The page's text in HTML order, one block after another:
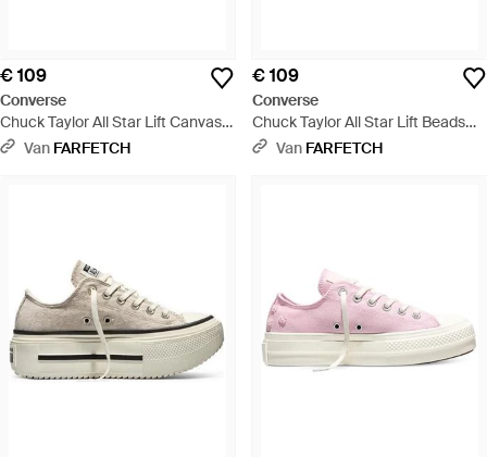
€ 109
Converse
Chuck Taylor All Star Lift Canvas
Sneakers Met Plateauzool - Zwart
Van FARFETCH
€ 109
Converse
Chuck Taylor All Star Lift Beads
Sneakers Met Plateauzool - Zwart
Van FARFETCH